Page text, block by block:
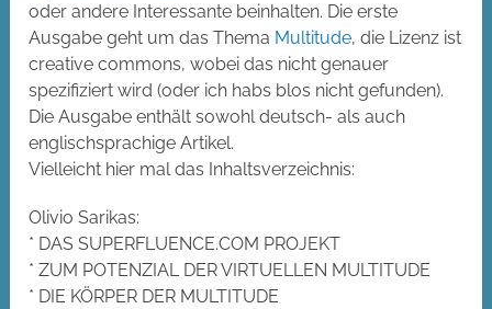
oder andere Interessante beinhalten. Die erste
Ausgabe geht um das Thema Multitude, die Lizenz ist
creative commons, wobei das nicht genauer
spezifiziert wird (oder ich habs blos nicht gefunden).
Die Ausgabe enthält sowohl deutsch- als auch
englischsprachige Artikel.
Vielleicht hier mal das Inhaltsverzeichnis:
Olivio Sarikas:
* DAS SUPERFLUENCE.COM PROJEKT
* ZUM POTENZIAL DER VIRTUELLEN MULTITUDE
* DIE KÖRPER DER MULTITUDE